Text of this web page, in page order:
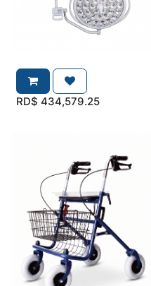
RD$ 434,579.25